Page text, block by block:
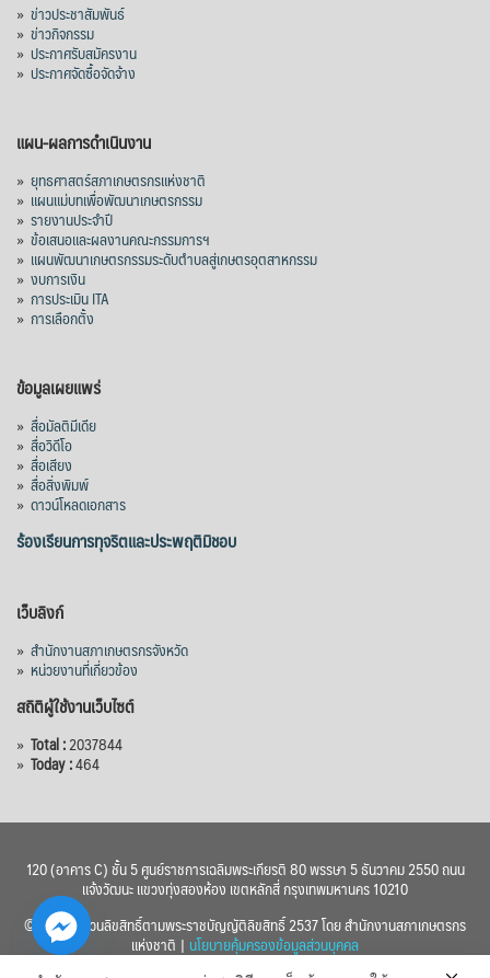
» ข่าวประชาสัมพันธ์
» ข่าวกิจกรรม
» ประกาศรับสมัครงาน
» ประกาศจัดซื้อจัดจ้าง
แผน-ผลการดำเนินงาน
» ยุทธศาสตร์สภาเกษตรกรแห่งชาติ
» แผนแม่บทเพื่อพัฒนาเกษตรกรรม
» รายงานประจำปี
» ข้อเสนอและผลงานคณะกรรมการฯ
» แผนพัฒนาเกษตรกรรมระดับตำบลสู่เกษตรอุตสาหกรรม
» งบการเงิน
» การประเมิน ITA
» การเลือกตั้ง
ข้อมูลเผยแพร่
» สื่อมัลติมีเดีย
» สื่อวิดีโอ
» สื่อเสียง
» สื่อสิ่งพิมพ์
» ดาวน์โหลดเอกสาร
ร้องเรียนการทุจริตและประพฤติมิชอบ
เว็บลิงก์
» สำนักงานสภาเกษตรกรจังหวัด
» หน่วยงานที่เกี่ยวข้อง
สถิติผู้ใช้งานเว็บไซต์
» Total :2037844
» Today :464
120 (อาคาร C) ชั้น 5 ศูนย์ราชการเฉลิมพระเกียรติ 80 พรรษา 5 ธันวาคม 2550 ถนน
แจ้งวัฒนะ แขวงทุ่งสองห้อง เขตหลักสี่ กรุงเทพมหานคร 10210
© 2560 สงวนลิขสิทธิ์ตามพระราชบัญญัติลิขสิทธิ์ 2537 โดย สำนักงานสภาเกษตรกร
แห่งชาติ | นโยบายคุ้มครองข้อมูลส่วนบุคคล